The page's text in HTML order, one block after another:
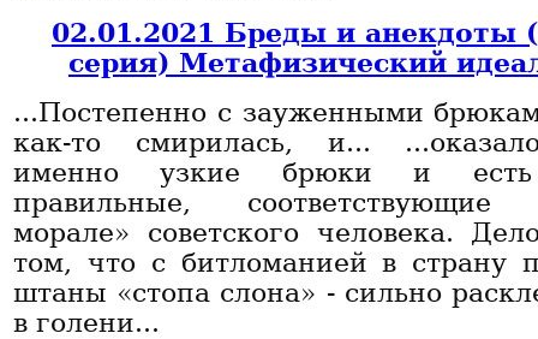
02.01.2021 Бреды и анекдоты
серия) Метафизический
...Постепенно с зауженными
как-то смирилась, и...
именно узкие брюки и
правильные, соответствующие
морале» советского человека.
том, что с битломанией в страну
штаны «стопа слона» - сильно
в голени...